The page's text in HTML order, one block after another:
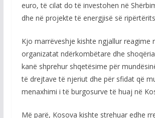
euro, të cilat do të investohen në
dhe në projekte të energjisë së
Kjo marrëveshje kishte ngjallur reagime
organizatat ndërkombëtare dhe
kanë shprehur shqetësime për
të drejtave të njeriut dhe për sfidat që
menaxhimi i të burgosurve të huaj në
Më parë, Kosova kishte strehuar edhe